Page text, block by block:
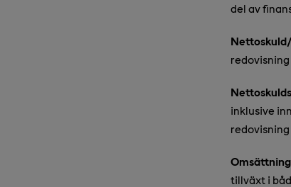
del av
inklusive
redovisning
tillväxt i